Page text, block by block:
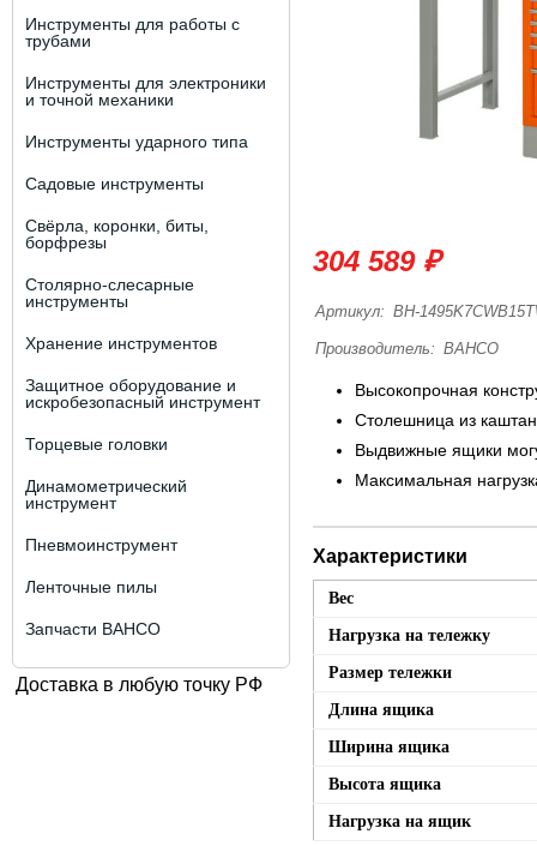
Инструменты для работы с
трубами
Инструменты для электроники
и точной механики
Инструменты ударного типа
Садовые инструменты
Свёрла, коронки, биты,
борфрезы
Столярно-слесарные
инструменты
Хранение инструментов
Защитное оборудование и
искробезопасный инструмент
Торцевые головки
Динамометрический
инструмент
Пневмоинструмент
Ленточные пилы
Запчасти BAHCO
Доставка в любую точку РФ
304 589 ₽
Артикул: BH-
Производитель: BAHCO
Высокопрочная
Столешница из
Выдвижные ящики
Максимальная
Характеристики
Вес
Нагрузка на тележку
Размер тележки
Длина ящика
Ширина ящика
Высота ящика
Нагрузка на ящик